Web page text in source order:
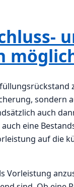
sondern
auch
eine
auf die
Vorleistung